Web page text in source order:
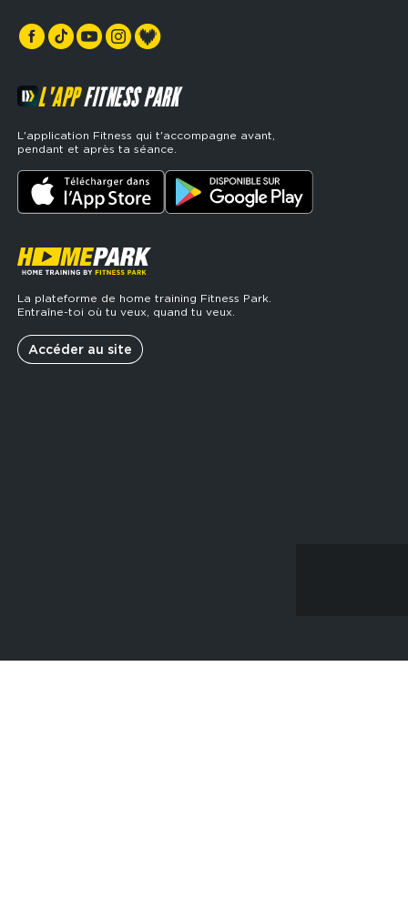
L'APPFITNESS PARK
L'application Fitness qui t'accompagne avant,
pendant et après ta séance.
La plateforme de home training Fitness Park.
Entraîne-toi où tu veux, quand tu veux.
Accéder au site